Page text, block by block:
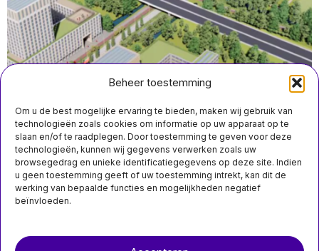
Beheer toestemming
Om u de best mogelijke ervaring te bieden, maken wij gebruik van
technologieën zoals cookies om informatie op uw apparaat op te
slaan en/of te raadplegen. Door toestemming te geven voor deze
technologieën, kunnen wij gegevens verwerken zoals uw
browsegedrag en unieke identificatiegegevens op deze site. Indien
u geen toestemming geeft of uw toestemming intrekt, kan dit de
werking van bepaalde functies en mogelijkheden negatief
beïnvloeden.
juli 24 11:20
Delft bouwt 2.100 extra studentenwoningen nabij
sportcluster aan de Kruithuisweg